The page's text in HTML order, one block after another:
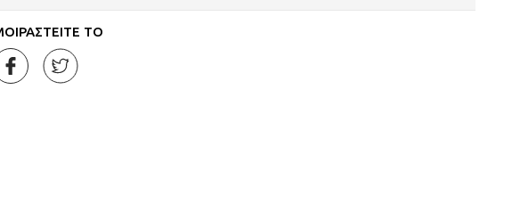
ΤΟ